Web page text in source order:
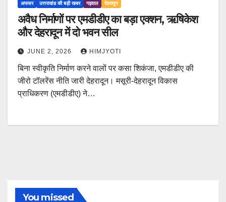
अफसर उत्तराखंड की बड़ी खबर गढ़वाल देहरादून
अवैध निर्माणों पर एमडीडीए का बड़ा एक्शन, ऋषिकेश
और देहरादून में दो भवन सील
JUNE 2, 2026 HIMJYOTI
बिना स्वीकृति निर्माण करने वालों पर कसा शिकंजा, एमडीडीए की
जीरो टॉलरेंस नीति जारी देहरादून। मसूरी-देहरादून विकास
प्राधिकरण (एमडीडीए) ने…
You missed